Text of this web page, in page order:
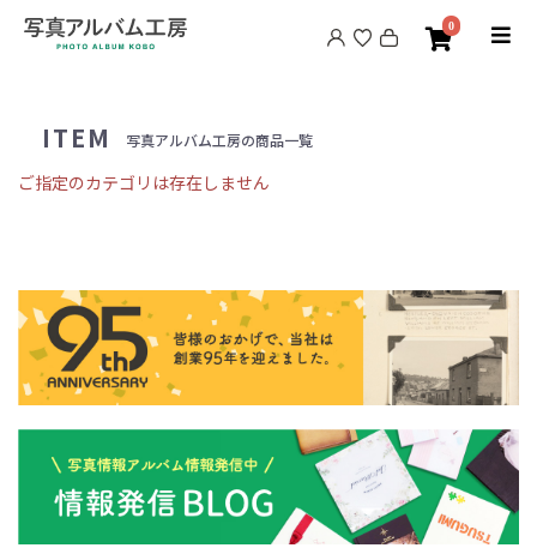
0
ITEM 写真アルバム工房の商品一覧
ご指定のカテゴリは存在しません